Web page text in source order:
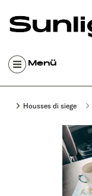
Menü
Housses di siege